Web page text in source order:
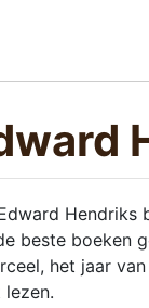
Hendriks
beste boeken
het jaar